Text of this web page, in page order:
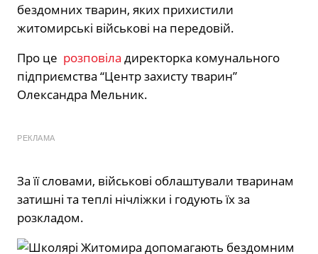
бездомних тварин, яких прихистили
житомирські військові на передовій.
Про це розповіла директорка комунального
підприємства “Центр захисту тварин”
Олександра Мельник.
РЕКЛАМА
За її словами, військові облаштували тваринам
затишні та теплі нічліжки і годують їх за
розкладом.